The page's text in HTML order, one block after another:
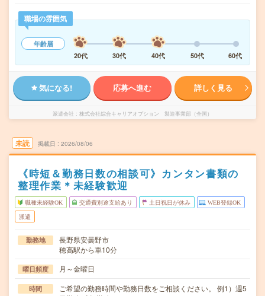
職場の雰囲気
年齢層
20代
30代 40代 50代 60代
気になる! 応募へ進む 詳しく見る
派遣会社 株式会社綜合キャリアオプション 製造事業部（全国）
未読 掲載日 2026/08/06
《時短＆勤務日数の相談可》カンタン書類の
整理作業＊未経験歓迎
職種未経験OK 交通費別途支給あり 土日祝日が休み WEB登録OK
派遣
勤務地
長野県安曇野市
穂高駅から車10分
曜日頻度 月～金曜日
時間
ご希望の勤務時間や勤務日数をご相談ください。 例1）週5